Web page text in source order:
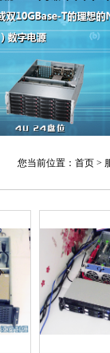
您当前位置： 首页 >